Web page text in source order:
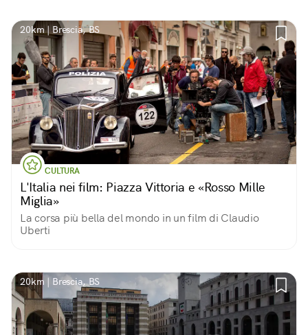
20km | Brescia, BS
CULTURA
L'Italia nei film: Piazza Vittoria e «Rosso Mille
Miglia»
La corsa più bella del mondo in un film di Claudio
Uberti
20km | Brescia, BS